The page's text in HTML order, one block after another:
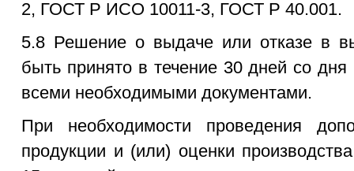
2, ГОСТ Р ИСО 10011-3, ГОСТ Р 40.001.
5.8 Решение о выдаче или отказе в
быть принято в течение 30 дней со дня
всеми необходимыми документами.
При необходимости проведения
продукции и (или) оценки